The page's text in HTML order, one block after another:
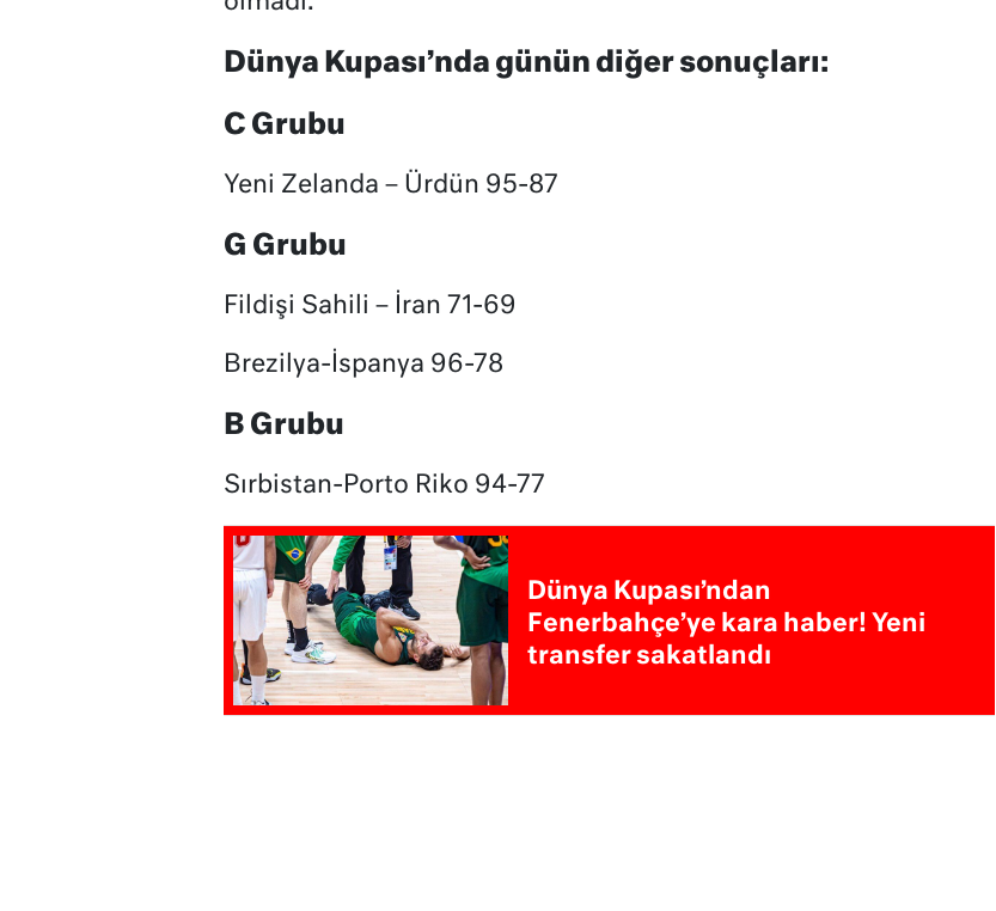
Dünya Kupası’nda günün diğer sonuçları:
C Grubu
Yeni Zelanda – Ürdün 95-87
G Grubu
Fildişi Sahili – İran 71-69
Brezilya-İspanya 96-78
B Grubu
Sırbistan-Porto Riko 94-77
Dünya Kupası’ndan
Fenerbahçe’ye kara haber! Yeni
transfer sakatlandı